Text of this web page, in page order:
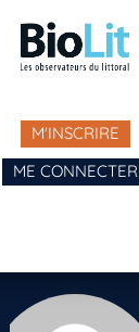
M'INSCRIRE
ME CONNECTER